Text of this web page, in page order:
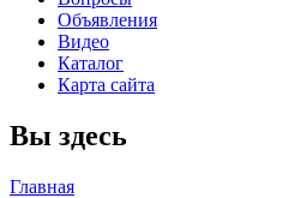
Объявления
Видео
Каталог
Карта сайта
Вы здесь
Главная